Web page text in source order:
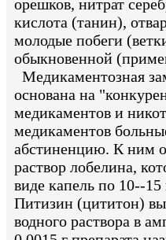
орешков, нитрат
кислота (танин),
молодые побеги
обыкновенной
Медикаментозная
основана на
медикаментов и
медикаментов
абстиненцию. К ним
раствор лобелина,
виде капель по 10--15
Питизин (цититон)
водного раствора в